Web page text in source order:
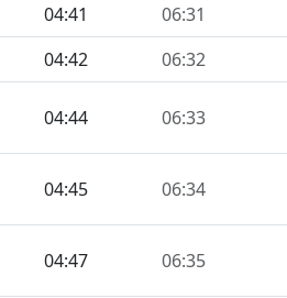
04:41 06:31
04:42 06:32
04:44 06:33
04:45 06:34
04:47 06:35